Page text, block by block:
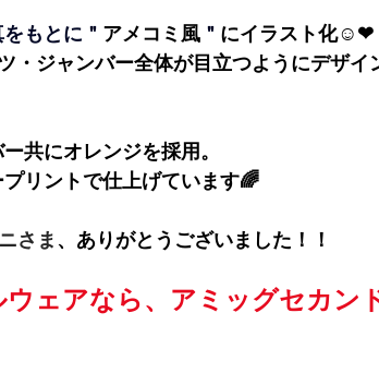
もとに＂ アメコミ風 ＂ にイラスト化☺❤
・ジャンバー全体が目立つようにデザイ
共にオレンジを採用。
リントで仕上げています🌈
さま、 ありがとうございました！！
ェアなら、アミッグセカン